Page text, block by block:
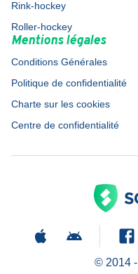
Rink-hockey
Roller-hockey
Mentions légales
Conditions Générales
Politique de confidentialité
Charte sur les cookies
Centre de confidentialité
© 2014 -